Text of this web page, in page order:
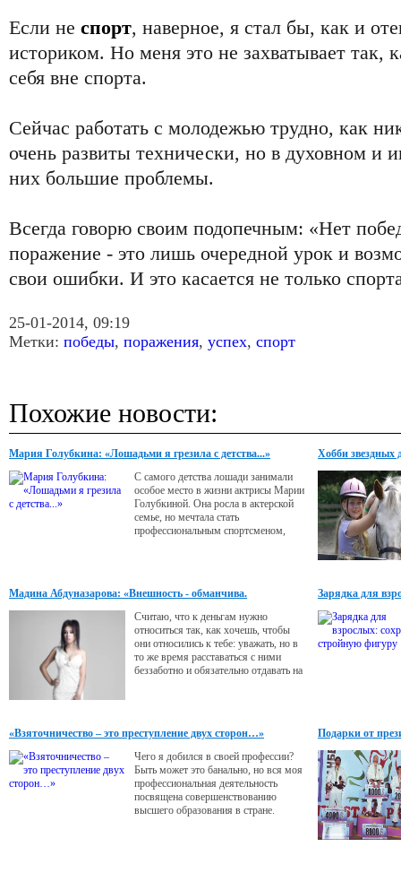
Если не спорт, наверное, я стал бы, как и
историком. Но меня это не захватывает так,
себя вне спорта.
Сейчас работать с молодежью трудно, как
очень развиты технически, но в духовном и
них большие проблемы.
Всегда говорю своим подопечным: «Нет
поражение - это лишь очередной урок и
свои ошибки. И это касается не только
25-01-2014, 09:19
Метки: победы, поражения, успех, спорт
Похожие новости:
Мария Голубкина: «Лошадьми я грезила с детства...»
С самого детства лошади занимали
особое место в жизни актрисы Марии
Голубкиной. Она росла в актерской
семье, но мечтала стать
профессиональным спортсменом,
конноспортивный клуб.
Хобби звездных
Мадина Абдуназарова: «Внешность - обманчива.
Считаю, что к деньгам нужно
относиться так, как хочешь, чтобы
они относились к тебе: уважать, но в
то же время расставаться с ними
беззаботно и обязательно отдавать на
«продавая» свою молодость и сердце
нелюбимым, но при этом богатым
мужчинам. Никогда не понимала
Зарядка для
«Взяточничество – это преступление двух сторон…»
Чего я добился в своей профессии?
Быть может это банально, но вся моя
профессиональная деятельность
посвящена совершенствованию
высшего образования в стране.
Подарки от